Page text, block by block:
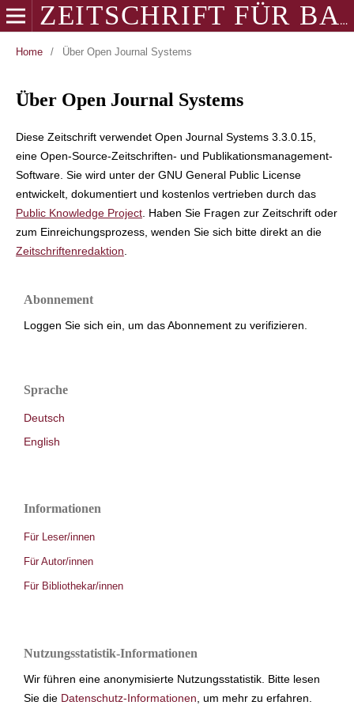
ZEITSCHRIFT FÜR BALKANOLOGIE
Home / Über Open Journal Systems
Über Open Journal Systems
Diese Zeitschrift verwendet Open Journal Systems 3.3.0.15,
eine Open-Source-Zeitschriften- und Publikationsmanagement-
Software. Sie wird unter der GNU General Public License
entwickelt, dokumentiert und kostenlos vertrieben durch das
Public Knowledge Project. Haben Sie Fragen zur Zeitschrift oder
zum Einreichungsprozess, wenden Sie sich bitte direkt an die
Zeitschriftenredaktion
Abonnement
Loggen Sie sich ein, um das Abonnement zu verifizieren.
Sprache
Deutsch
English
Informationen
Für Leser/innen
Für Autor/innen
Für Bibliothekar/innen
Nutzungsstatistik-Informationen
Wir führen eine anonymisierte Nutzungsstatistik. Bitte lesen
Sie die Datenschutz-Informationen , um mehr zu erfahren.